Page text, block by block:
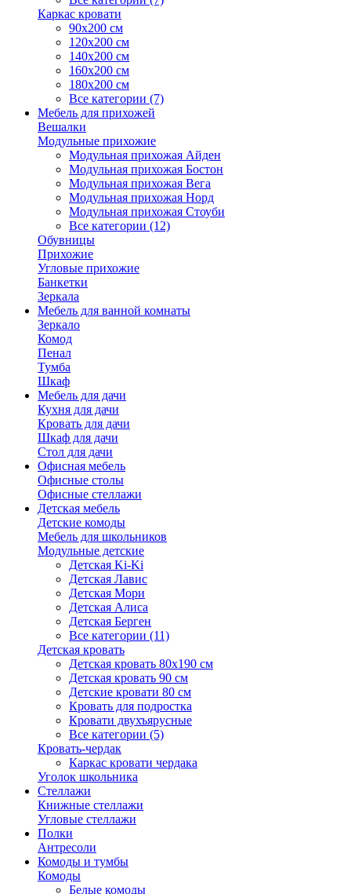
Каркас кровати
90х200 см
120х200 см
140х200 см
160х200 см
180х200 см
Все категории (7)
Мебель для прихожей
Вешалки
Модульные прихожие
Модульная прихожая Айден
Модульная прихожая Бостон
Модульная прихожая Вега
Модульная прихожая Норд
Модульная прихожая Стоуби
Все категории (12)
Обувницы
Прихожие
Угловые прихожие
Банкетки
Зеркала
Мебель для ванной комнаты
Зеркало
Комод
Пенал
Тумба
Шкаф
Мебель для дачи
Кухня для дачи
Кровать для дачи
Шкаф для дачи
Стол для дачи
Офисная мебель
Офисные столы
Офисные стеллажи
Детская мебель
Детские комоды
Мебель для школьников
Модульные детские
Детская Ki-Ki
Детская Лавис
Детская Мори
Детская Алиса
Детская Берген
Все категории (11)
Детская кровать
Детская кровать 80х190 см
Детская кровать 90 см
Детские кровати 80 см
Кровать для подростка
Кровати двухъярусные
Все категории (5)
Кровать-чердак
Каркас кровати чердака
Уголок школьника
Стеллажи
Книжные стеллажи
Угловые стеллажи
Полки
Антресоли
Комоды и тумбы
Комоды
Белые комоды